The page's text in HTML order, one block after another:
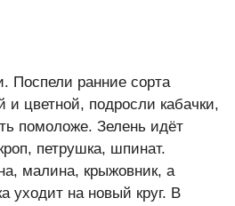
ранние сорта
и цветной, подросли кабачки,
помоложе. Зелень идёт
петрушка, шпинат.
малина, крыжовник, а
уходит на новый круг. В